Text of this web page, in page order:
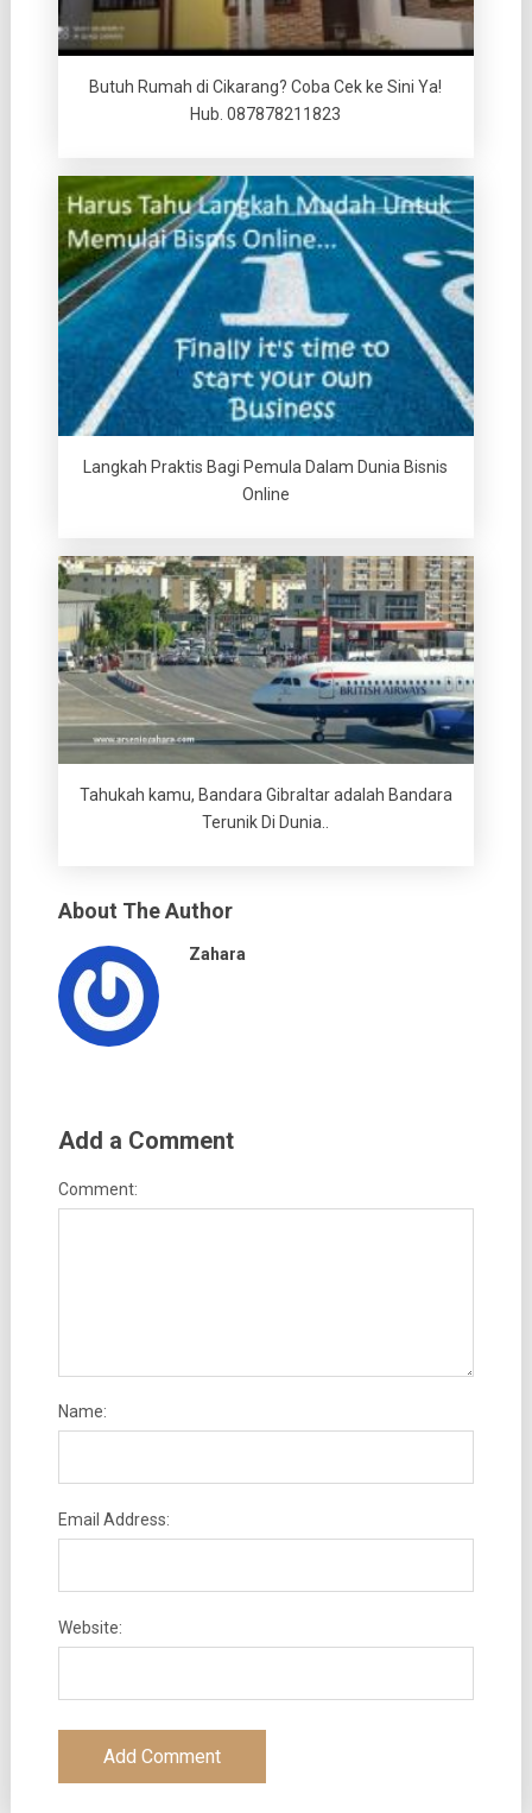
Butuh Rumah di Cikarang? Coba Cek ke Sini Ya!
Hub. 087878211823
Langkah Praktis Bagi Pemula Dalam Dunia Bisnis
Online
Tahukah kamu, Bandara Gibraltar adalah Bandara
Terunik Di Dunia..
About The Author
Zahara
Add a Comment
Comment:
Name:
Email Address:
Website: